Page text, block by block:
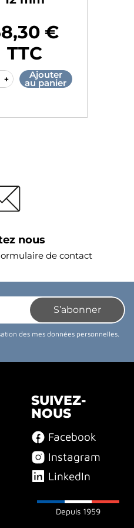
€
TTC
+ Ajouter
au panier
nous
de contact
des mes données personnelles.
SUIVEZ-
NOUS
Facebook
Instagram
LinkedIn
Depuis 1959